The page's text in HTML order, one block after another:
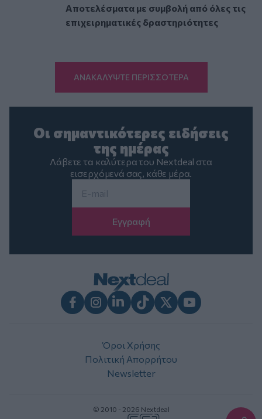
Αποτελέσματα με συμβολή από όλες τις
επιχειρηματικές δραστηριότητες
ΑΝΑΚΑΛΥΨΤΕ ΠΕΡΙΣΣΟΤΕΡΑ
Οι σημαντικότερες ειδήσεις
της ημέρας
Λάβετε τα καλύτερα του Nextdeal στα
εισερχόμενά σας, κάθε μέρα.
Όροι Χρήσης
Πολιτική Απορρήτου
Newsletter
© 2010 - 2026 Nextdeal